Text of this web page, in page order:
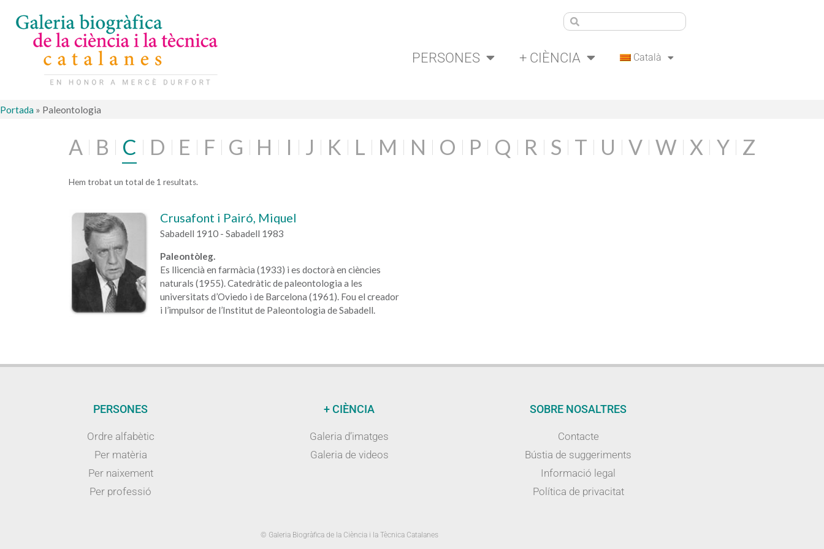
PERSONES + CIÈNCIA Català
Portada » Paleontologia
A B C D E F G H I J K L M N O P Q R S T U V W X Y Z
Hem trobat un total de 1 resultats.
Crusafont i Pairó, Miquel
Sabadell 1910 - Sabadell 1983
Paleontòleg.
Es llicencià en farmàcia (1933) i es doctorà en ciències
naturals (1955). Catedràtic de paleontologia a les
universitats d’Oviedo i de Barcelona (1961). Fou el creador
i l’impulsor de l’Institut de Paleontologia de Sabadell.
PERSONES
Ordre alfabètic
Per matèria
Per naixement
Per professió
+ CIÈNCIA
Galeria d’imatges
Galeria de videos
SOBRE NOSALTRES
Contacte
Bústia de suggeriments
Informació legal
Política de privacitat
© Galeria Biogràfica de la Ciència i la Tècnica Catalanes